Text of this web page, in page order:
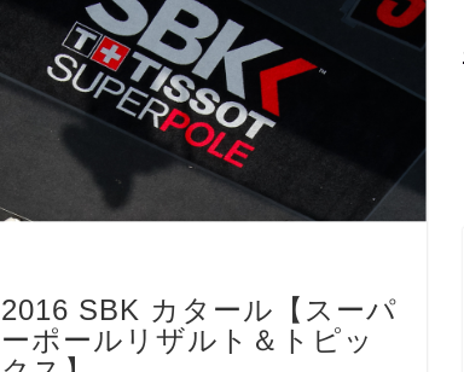
2016 SBK カタール【スーパ
ーポールリザルト＆トピッ